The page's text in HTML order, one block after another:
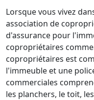
Lorsque vous vivez
association de
d'assurance pour
copropriétaires
copropriétaires est
l'immeuble et une
commerciales
les planchers, le toit,